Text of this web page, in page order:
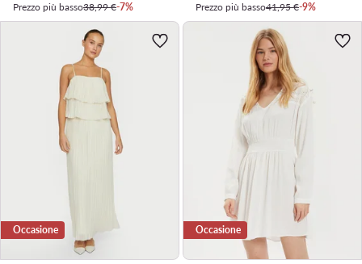
Prezzo più basso38,99 €-7%
Prezzo più basso41,95 €-9%
Occasione Occasione